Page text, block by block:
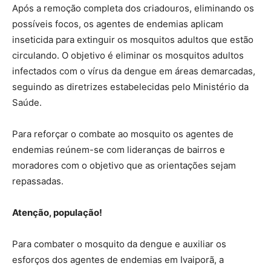
Após a remoção completa dos criadouros, eliminando os
possíveis focos, os agentes de endemias aplicam
inseticida para extinguir os mosquitos adultos que estão
circulando. O objetivo é eliminar os mosquitos adultos
infectados com o vírus da dengue em áreas demarcadas,
seguindo as diretrizes estabelecidas pelo Ministério da
Saúde.
Para reforçar o combate ao mosquito os agentes de
endemias reúnem-se com lideranças de bairros e
moradores com o objetivo que as orientações sejam
repassadas.
Atenção, população!
Para combater o mosquito da dengue e auxiliar os
esforços dos agentes de endemias em Ivaiporã, a